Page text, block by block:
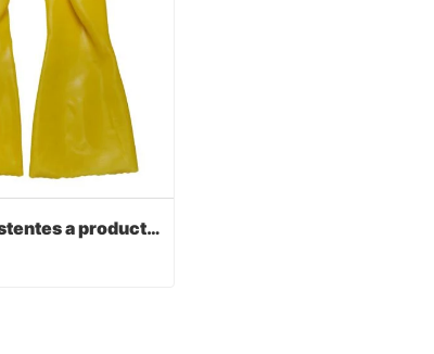
Guantes resistentes a productos químicos de pvc amarillo